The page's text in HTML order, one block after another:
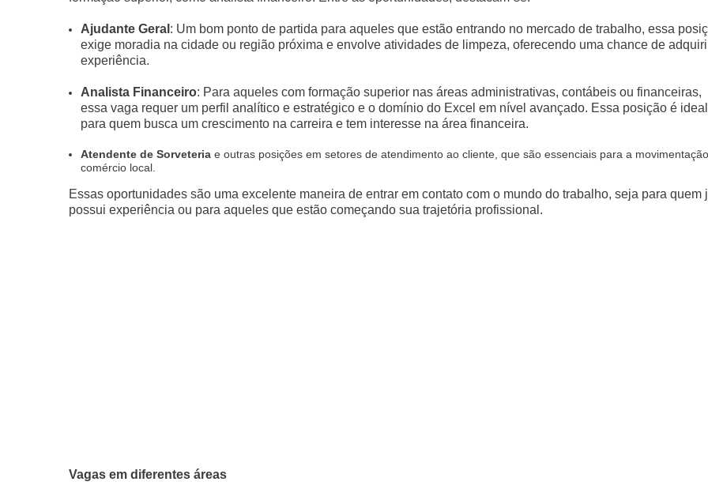
Ajudante Geral : Um bom ponto de partida para aqueles que estão entrando no mercado de trabalho, essa
exige moradia na cidade ou região próxima e envolve atividades de limpeza, oferecendo uma chance de
experiência.
Analista Financeiro: Para aqueles com formação superior nas áreas administrativas, contábeis ou financeiras,
essa vaga requer um perfil analítico e estratégico e o domínio do Excel em nível avançado. Essa posição é ideal
para quem busca um crescimento na carreira e tem interesse na área financeira.
Atendente de Sorveteria e outras posições em setores de atendimento ao cliente, que são essenciais para a
comércio local.
Essas oportunidades são uma excelente maneira de entrar em contato com o mundo do trabalho, seja para quem
possui experiência ou para aqueles que estão começando sua trajetória profissional.
Vagas em diferentes áreas